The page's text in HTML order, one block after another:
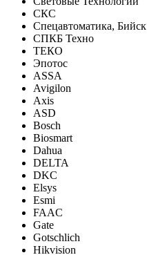
СКС
Спецавтоматика, Бийск
СПКБ Техно
ТЕКО
Эпотос
ASSA
Avigilon
Axis
ASD
Bosch
Biosmart
Dahua
DELTA
DKC
Elsys
Esmi
FAAC
Gate
Gotschlich
Hikvision